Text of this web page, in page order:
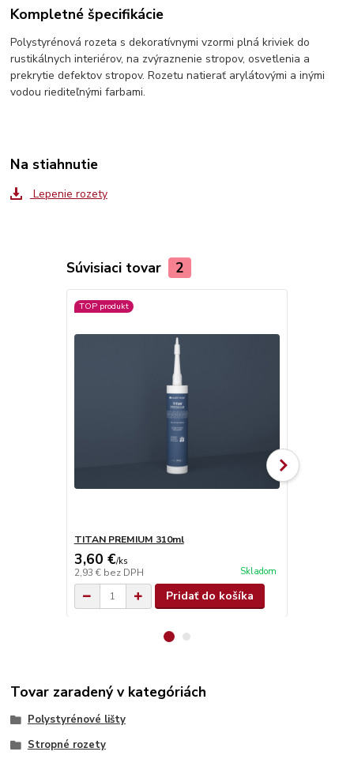
Kompletné špecifikácie
Polystyrénová rozeta s dekoratívnymi vzormi plná kriviek do
rustikálnych interiérov, na zvýraznenie stropov, osvetlenia a
prekrytie defektov stropov. Rozetu natierať arylátovými a inými
vodou riediteľnými farbami.
Na stiahnutie
Lepenie rozety
Súvisiaci tovar 2
TOP produkt
TITAN PREMIUM 310ml
3,60 €/ks
2,93 € bez DPH Skladom
Pridať do košíka
Tovar zaradený v kategóriách
Polystyrénové lišty
Stropné rozety